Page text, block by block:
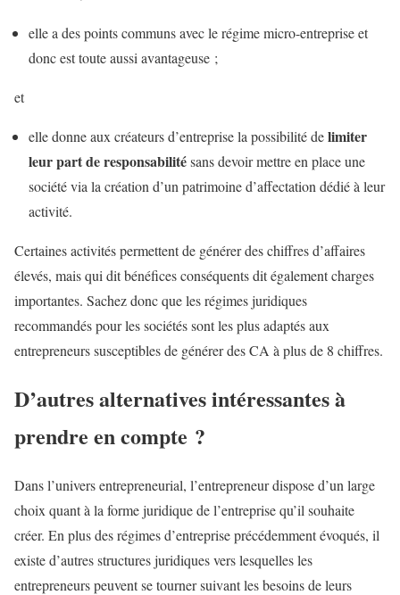
elle a des points communs avec le régime micro-entreprise et
donc est toute aussi avantageuse ;
et
elle donne aux créateurs d’entreprise la possibilité delimiter
leur part de responsabilitésans devoir mettre en place une
société via la création d’un patrimoine d’affectation dédié à leur
activité.
Certaines activités permettent de générer des chiffres d’affaires
élevés, mais qui dit bénéfices conséquents dit également charges
importantes. Sachez donc que les régimes juridiques
recommandés pour les sociétés sont les plus adaptés aux
entrepreneurs susceptibles de générer des CA à plus de 8 chiffres.
D’autres alternatives intéressantes à
prendre en compte ?
Dans l’univers entrepreneurial, l’entrepreneur dispose d’un large
choix quant à la forme juridique de l’entreprise qu’il souhaite
créer. En plus des régimes d’entreprise précédemment évoqués, il
existe d’autres structures juridiques vers lesquelles les
entrepreneurs peuvent se tourner suivant les besoins de leurs